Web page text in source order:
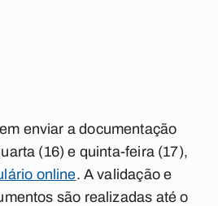
enviar a documentação
(16) e quinta-feira (17),
online. A validação e
são realizadas até o